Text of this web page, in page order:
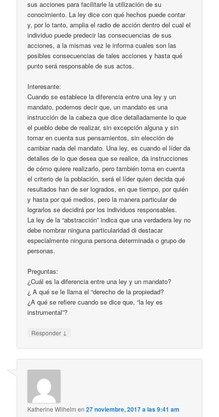
sus acciones para facilitarle la utilización de su
conocimiento. La ley dice con qué hechos puede contar
y, por lo tanto, amplia el radio de acción dentro del cual el
individuo puede predecir las consecuencias de sus
acciones, a la mismas vez le informa cuales son las
posibles consecuencias de tales acciones y hasta qué
punto será responsable de sus actos.
Interesante:
Cuando se establece la diferencia entre una ley y un
mandato, podemos decir que, un mandato es una
instrucción de la cabeza que dice detalladamente lo que
el pueblo debe de realizar, sin excepción alguna y sin
tomar en cuenta sus pensamientos, sin elección de
cambiar nada del mandato. Una ley, es cuando el líder da
detalles de lo que desea que se realice, da instrucciones
de cómo quiere realizarlo, pero también toma en cuenta
el criterio de la población, será el líder quien decida qué
resultados han de ser logrados, en que tiempo, por quién
y hasta por qué medios, pero la manera particular de
lograrlos se decidirá por los individuos responsables.
La ley de la “abstracción” indica que una verdadera ley no
debe nombrar ninguna particularidad di destacar
especialmente ninguna persona determinada o grupo de
personas.
Preguntas:
¿Cuál es la diferencia entre una ley y un mandato?
¿ A qué se le llama el “derecho de la propiedad?
¿A qué se refiere cuando se dice que, “la ley es
instrumental”?
Responder ↓
Katherine Wilhelm en27 noviembre, 2017 a las 9:41 am